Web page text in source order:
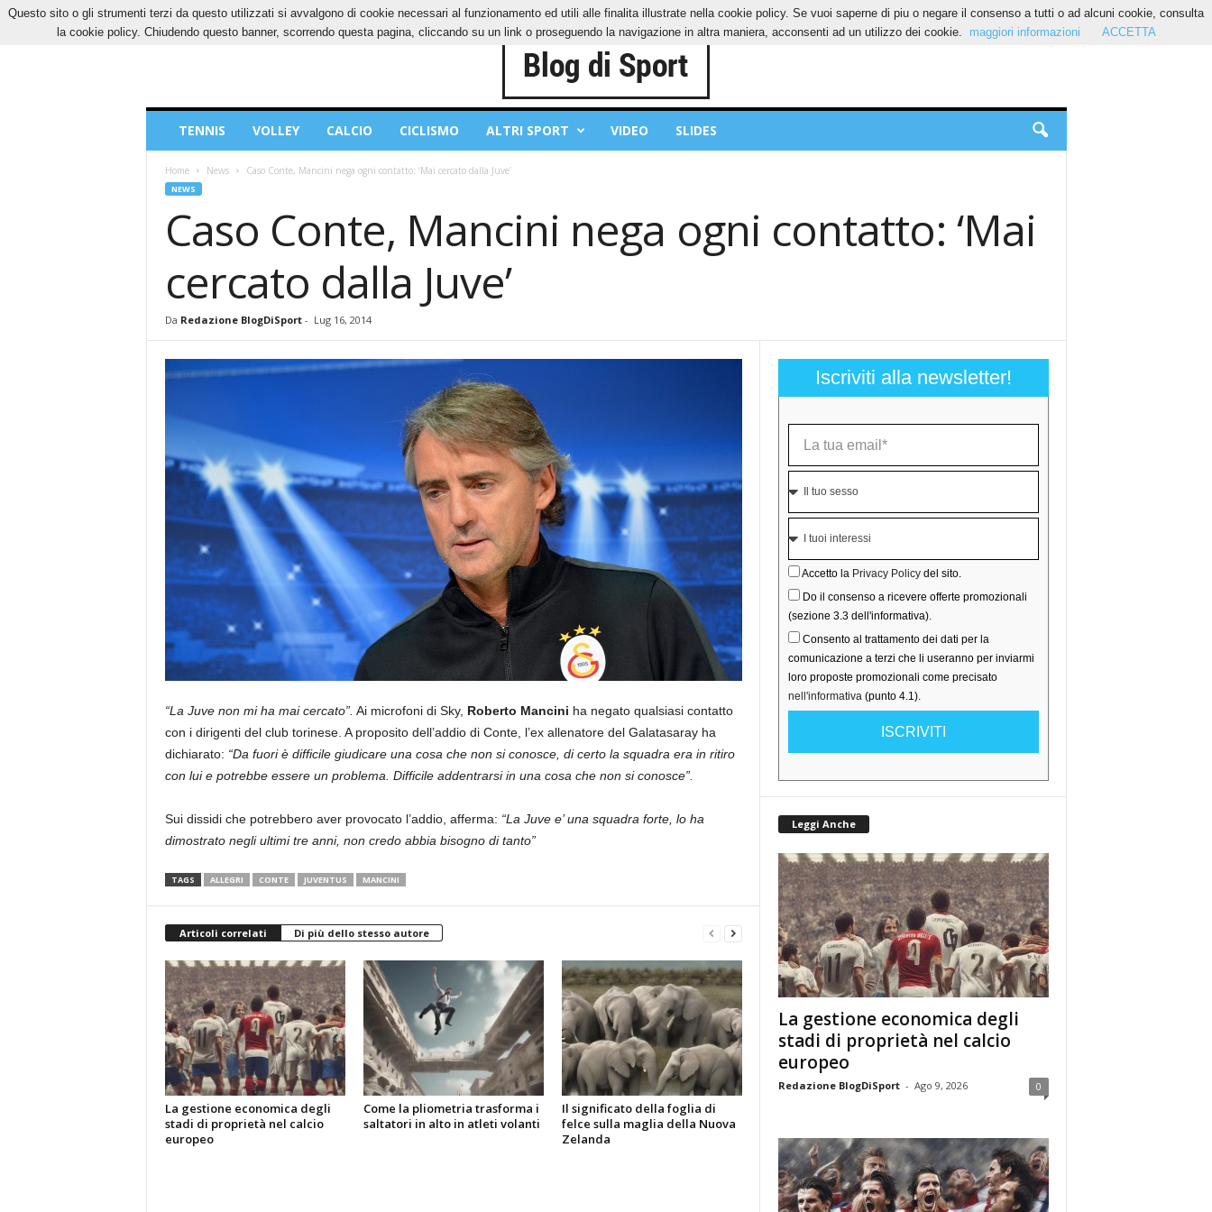
DOMENICA, 9 AGOSTO 2026 CONTATTI COOKIES PRIVACY POLICY
Sport
TENNIS VOLLEY CALCIO CICLISMO ALTRI SPORT VIDEO SLIDES
Home News Caso Conte, Mancini nega ogni contatto: ‘Mai cercato dalla Juve’
NEWS
Caso Conte, Mancini nega ogni contatto: ‘Mai
cercato dalla Juve’
Da Redazione BlogDiSport- Lug 16, 2014
“La Juve non mi ha mai cercato”. Ai microfoni di Sky, Roberto Mancini ha negato qualsiasi contatto
con i dirigenti del club torinese. A proposito dell’addio di Conte, l’ex allenatore del Galatasaray ha
dichiarato: “Da fuori è difficile giudicare una cosa che non si conosce, di certo la squadra era in ritiro
con lui e potrebbe essere un problema. Difficile addentrarsi in una cosa che non si conosce”.
Sui dissidi che potrebbero aver provocato l’addio, afferma: “La Juve e’ una squadra forte, lo ha
dimostrato negli ultimi tre anni, non credo abbia bisogno di tanto”
TAGS ALLEGRI CONTE JUVENTUS MANCINI
Articoli correlati Di più dello stesso autore
La gestione economica degli
stadi di proprietà nel calcio
europeo
Come la pliometria trasforma i
saltatori in alto in atleti volanti
Il significato della foglia di
felce sulla maglia della Nuova
Zelanda
Iscriviti alla newsletter!
Accetto la Privacy Policydel sito.
Do il consenso a ricevere offerte promozionali
(sezione 3.3 dell'informativa).
Consento al trattamento dei dati per la
comunicazione a terzi che li useranno per inviarmi
loro proposte promozionali come precisato
nell'informativa(punto 4.1).
ISCRIVITI
Leggi Anche
La gestione economica degli
stadi di proprietà nel calcio
europeo
Redazione BlogDiSport - Ago 9, 2026 0
Questo sito o gli strumenti terzi da questo utilizzati si avvalgono di cookie necessari al funzionamento ed utili alle finalita illustrate nella cookie policy. Se vuoi saperne di piu o negare il consenso a tutti o ad alcuni cookie, consulta
la cookie policy. Chiudendo questo banner, scorrendo questa pagina, cliccando su un link o proseguendo la navigazione in altra maniera, acconsenti ad un utilizzo dei cookie.
maggiori informazioni ACCETTA